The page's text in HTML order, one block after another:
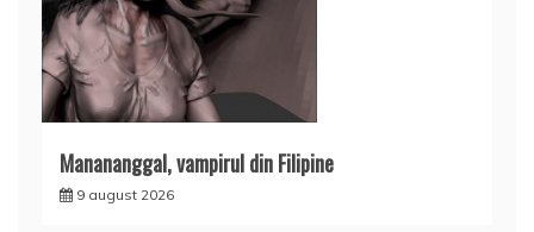
Manananggal, vampirul din Filipine
9 august 2026